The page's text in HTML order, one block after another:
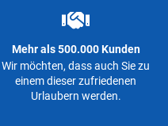
Mehr als 500.000 Kunden
Wir möchten, dass auch Sie zu
einem dieser zufriedenen
Urlaubern werden.